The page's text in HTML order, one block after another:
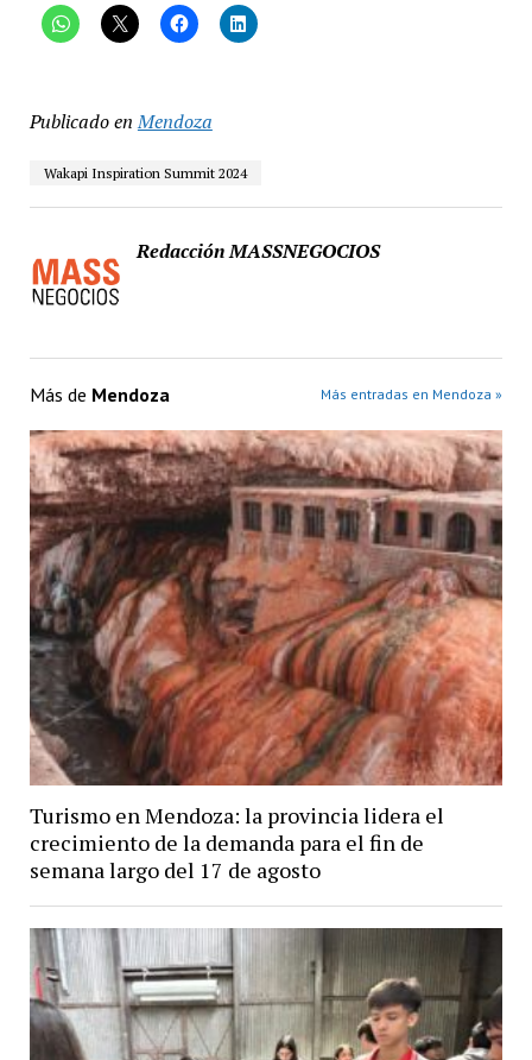
Publicado en Mendoza
Wakapi Inspiration Summit 2024
Redacción MASSNEGOCIOS
Más de Mendoza Más entradas en Mendoza »
Turismo en Mendoza: la provincia lidera el
crecimiento de la demanda para el fin de
semana largo del 17 de agosto